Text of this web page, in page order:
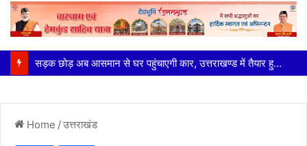
पुलिस मुठभेड़ में गोली लगने से घायल शातिर बदमाश गिरफ्तार
Home /उत्तराखंड